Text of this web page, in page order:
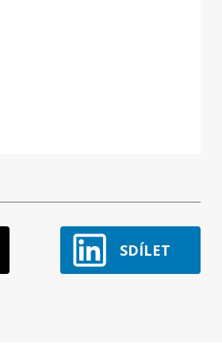
SDÍLET